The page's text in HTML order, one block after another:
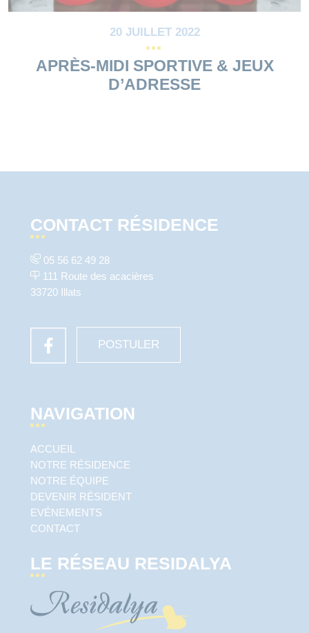
20 JUILLET 2022
APRÈS-MIDI SPORTIVE & JEUX
D’ADRESSE
CONTACT RÉSIDENCE
05 56 62 49 28
111 Route des acacières
33720 Illats
POSTULER
NAVIGATION
ACCUEIL
NOTRE RÉSIDENCE
NOTRE ÉQUIPE
DEVENIR RÉSIDENT
EVÉNEMENTS
CONTACT
LE RÉSEAU RESIDALYA